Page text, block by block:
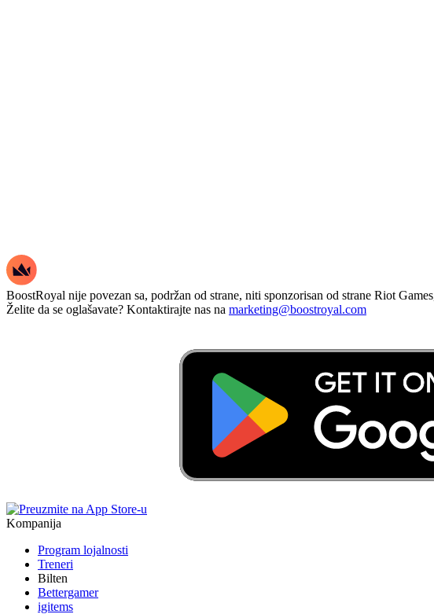
BoostRoyal nije povezan sa, podržan od strane, niti sponzorisan od strane Riot
Želite da se oglašavate? Kontaktirajte nas na marketing@boostroyal.com
Kompanija
Program lojalnosti
Treneri
Bilten
Bettergamer
igitems